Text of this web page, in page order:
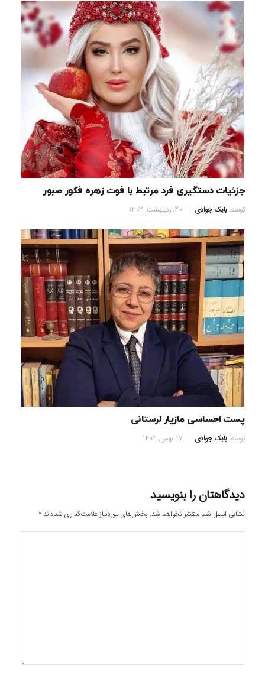
جزئیات دستگیری فرد مرتبط با فوت زهره فکور صبور
توسطبابک جوادی 20 اردیبهشت, 1403
پست احساسی مازیار لرستانی
توسطبابک جوادی 17 بهمن, 1402
دیدگاهتان را بنویسید
نشانی ایمیل شما منتشر نخواهد شد. بخش‌های موردنیاز علامت‌گذاری شده‌اند*